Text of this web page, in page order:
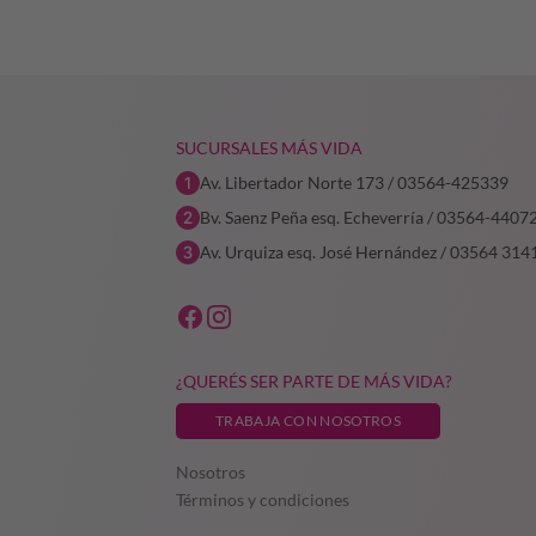
SUCURSALES MÁS VIDA
Av. Libertador Norte 173 / 03564-425339
Bv. Saenz Peña esq. Echeverría / 03564-
Av. Urquiza esq. José Hernández / 03564
¿QUERÉS SER PARTE DE MÁS VIDA?
TRABAJA CON NOSOTROS
Nosotros
Términos y condiciones